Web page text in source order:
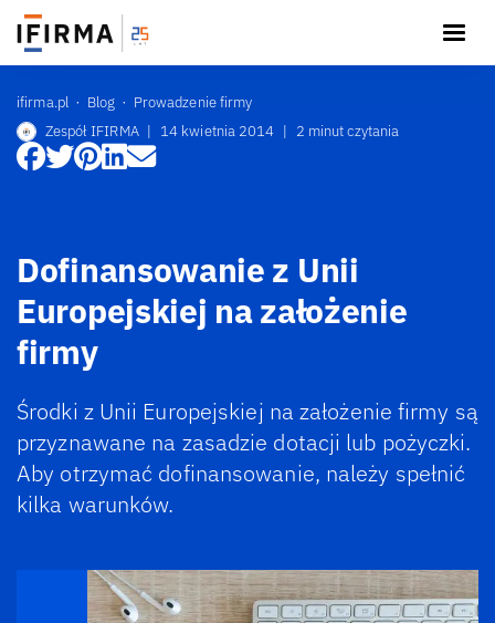
ifirma.pl Blog
Prowadzenie firmy
Zespół IFIRMA | 14 kwietnia 2014 | 2 minut czytania
Dofinansowanie z Unii
Europejskiej na założenie
firmy
Środki z Unii Europejskiej na założenie firmy są
przyznawane na zasadzie dotacji lub pożyczki.
Aby otrzymać dofinansowanie, należy spełnić
kilka warunków.